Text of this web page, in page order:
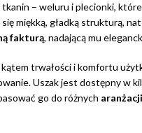
– weluru i plecionki, które
miękką, gładką strukturą,
fakturą, nadającą mu
trwałości i komfortu
Uszak jest dostępny w
go do różnych